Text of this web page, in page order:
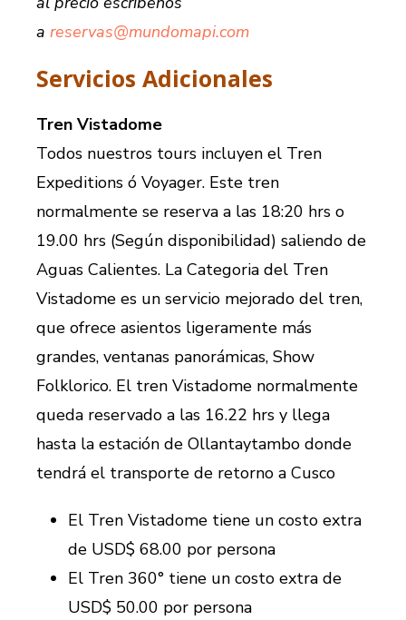
a reservas@mundomapi.com
Servicios Adicionales
Tren Vistadome
Todos nuestros tours incluyen el Tren
Expeditions ó Voyager. Este tren
normalmente se reserva a las 18:20 hrs o
19.00 hrs (Según disponibilidad) saliendo de
Aguas Calientes. La Categoria del Tren
Vistadome es un servicio mejorado del tren,
que ofrece asientos ligeramente más
grandes, ventanas panorámicas, Show
Folklorico. El tren Vistadome normalmente
queda reservado a las 16.22 hrs y llega
hasta la estación de Ollantaytambo donde
tendrá el transporte de retorno a Cusco
El Tren Vistadome tiene un costo extra
de USD$ 68.00 por persona
El Tren 360° tiene un costo extra de
USD$ 50.00 por persona